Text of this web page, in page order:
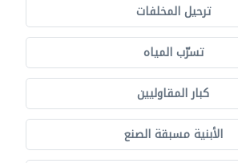
ترحيل المخلفات
تسرّب المياه
كبار المقاوليين
الأبنية مسبقة الصنع